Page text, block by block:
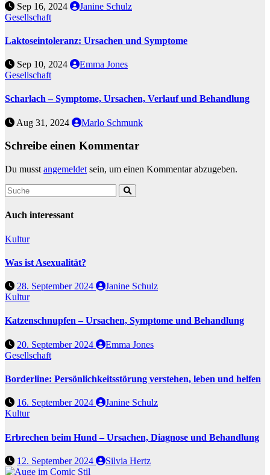
Sep 16, 2024
Janine Schulz
Gesellschaft
Laktoseintoleranz: Ursachen und Symptome
Sep 10, 2024
Emma Jones
Gesellschaft
Scharlach – Symptome, Ursachen, Verlauf und Behandlung
Aug 31, 2024 Marlo Schmunk
Schreibe einen Kommentar
Du musst angemeldet sein, um einen Kommentar abzugeben.
Auch interessant
Kultur
Was ist Asexualität?
28. September 2024
Janine Schulz
Kultur
Katzenschnupfen – Ursachen, Symptome und Behandlung
20. September 2024
Emma Jones
Gesellschaft
Borderline: Persönlichkeitsstörung verstehen, leben und helfen
16. September 2024
Janine Schulz
Kultur
Erbrechen beim Hund – Ursachen, Diagnose und Behandlung
12. September 2024 Silvia Hertz